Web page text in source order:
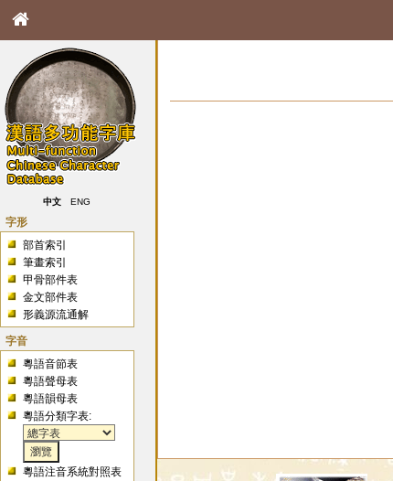
中文 ENG
字形
部首索引
筆畫索引
甲骨部件表
金文部件表
形義源流通解
字音
粵語音節表
粵語聲母表
粵語韻母表
粵語分類字表:
粵語注音系統對照表